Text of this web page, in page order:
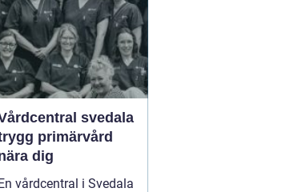
svedala
primärvård
dig
vårdcentral i Svedala